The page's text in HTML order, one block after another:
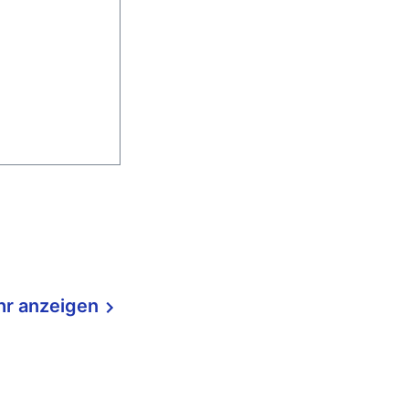
anzeigen